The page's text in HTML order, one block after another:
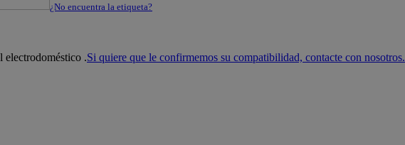
¿No encuentra la etiqueta?
electrodoméstico .Si quiere que le confirmemos su compatibilidad, contacte con nosotros.